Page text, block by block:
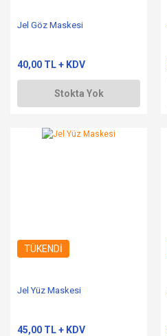
Jel Göz Maskesi
40,00 TL + KDV
Stokta Yok
TÜKENDİ
Jel Yüz Maskesi
45,00 TL + KDV